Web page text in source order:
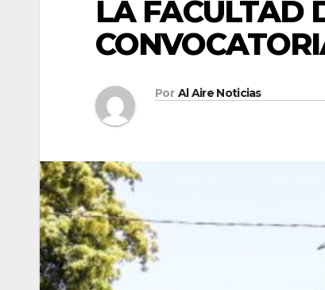
LA FACULTAD
Por Al Aire Noticias